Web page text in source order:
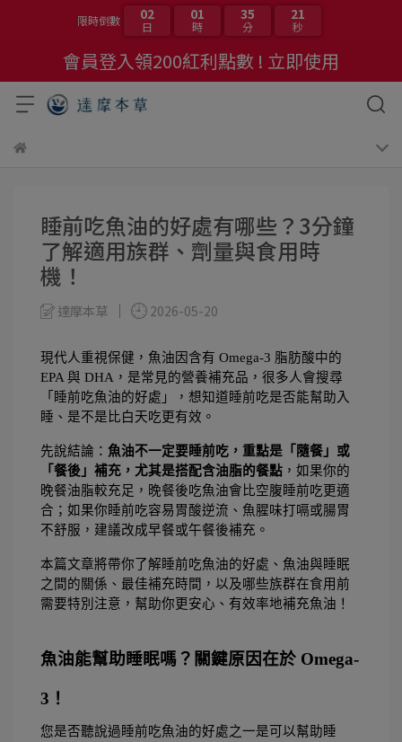
限時倒數 02
日
01
時
35
分
20
秒
會員登入領200紅利點數 ! 立即使用
睡前吃魚油的好處有哪些？3分鐘
了解適用族群、劑量與食用時
機！
達摩本草 2026-05-20
現代人重視保健，魚油因含有 Omega-3 脂肪酸中的
EPA 與 DHA，是常見的營養補充品，很多人會搜尋
「睡前吃魚油的好處」，想知道睡前吃是否能幫助入
睡、是不是比白天吃更有效。
先說結論： 魚油不一定要睡前吃，重點是「隨餐」或
「餐後」補充，尤其是搭配含油脂的餐點 ，如果你的
晚餐油脂較充足，晚餐後吃魚油會比空腹睡前吃更適
合；如果你睡前吃容易胃酸逆流、魚腥味打嗝或腸胃
不舒服，建議改成早餐或午餐後補充。
本篇文章將帶你了解睡前吃魚油的好處、魚油與睡眠
之間的關係、最佳補充時間，以及哪些族群在食用前
需要特別注意，幫助你更安心、有效率地補充魚油！
魚油能幫助睡眠嗎？關鍵原因在於 Omega-
3！
您是否聽說過睡前吃魚油的好處之一是可以幫助睡